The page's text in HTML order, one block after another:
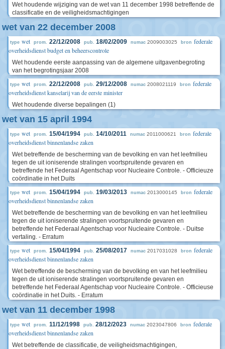
Wet houdende wijziging van de wet van 11 december 1998 betreffende de
classificatie en de veiligheidsmachtigingen
wet van 22 december 2008
type wet prom. 22/12/2008 pub. 18/02/2009 numac 2009003025 bron federale
overheidsdienst budget en beheerscontrole
Wet houdende eerste aanpassing van de algemene uitgavenbegroting
van het begrotingsjaar 2008
type wet prom. 22/12/2008 pub. 29/12/2008 numac 2008021119 bron federale
overheidsdienst kanselarij van de eerste minister
Wet houdende diverse bepalingen (1)
wet van 15 april 1994
type wet prom. 15/04/1994 pub. 14/10/2011 numac 2011000621 bron federale
overheidsdienst binnenlandse zaken
Wet betreffende de bescherming van de bevolking en van het leefmilieu
tegen de uit ioniserende stralingen voortspruitende gevaren en
betreffende het Federaal Agentschap voor Nucleaire Controle. - Officieuze
coördinatie in het Duits
type wet prom. 15/04/1994 pub. 19/03/2013 numac 2013000145 bron federale
overheidsdienst binnenlandse zaken
Wet betreffende de bescherming van de bevolking en van het leefmilieu
tegen de uit ioniserende stralingen voortspruitende gevaren en
betreffende het Federaal Agentschap voor Nucleaire Controle. - Duitse
vertaling. - Erratum
type wet prom. 15/04/1994 pub. 25/08/2017 numac 2017031028 bron federale
overheidsdienst binnenlandse zaken
Wet betreffende de bescherming van de bevolking en van het leefmilieu
tegen de uit ioniserende stralingen voortspruitende gevaren en
betreffende het Federaal Agentschap voor Nucleaire Controle. - Officieuse
coördinatie in het Duits. - Erratum
wet van 11 december 1998
type wet prom. 11/12/1998 pub. 28/12/2023 numac 2023047806 bron federale
overheidsdienst binnenlandse zaken
Wet betreffende de classificatie, de veiligheidsmachtigingen,